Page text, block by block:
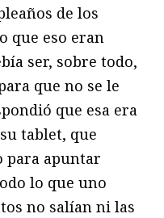
de los
que eso eran
ser, sobre todo,
que no se le
que esa era
tablet, que
para apuntar
lo que uno
no salían ni las